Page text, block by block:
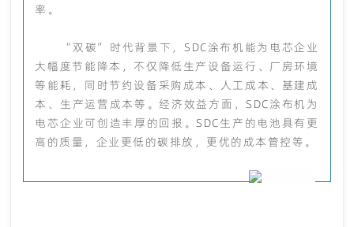
率。
“双碳”时代背景下，SDC涂布机能为电芯企业
大幅度节能降本，不仅降低生产设备运行、厂房环境
等能耗，同时节约设备采购成本、人工成本、基建成
本、生产运营成本等。经济效益方面，SDC涂布机为
电芯企业可创造丰厚的回报。SDC生产的电池具有更
高的质量，企业更低的碳排放，更优的成本管控等。